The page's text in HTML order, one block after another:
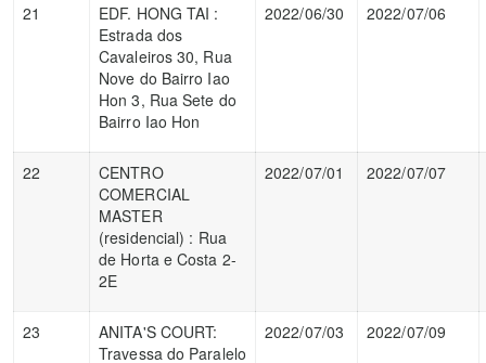
21
EDF. HONG TAI :
Estrada dos
Cavaleiros 30, Rua
Nove do Bairro Iao
Hon 3, Rua Sete do
Bairro Iao Hon
2022/06/30 2022/07/06
22
CENTRO
COMERCIAL
MASTER
(residencial) : Rua
de Horta e Costa 2-
2E
2022/07/01 2022/07/07
23
ANITA'S COURT:
Travessa do Paralelo
2022/07/03 2022/07/09